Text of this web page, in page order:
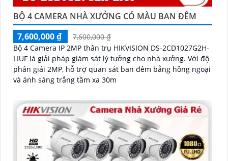
BỘ 4 CAMERA NHÀ XƯỞNG CÓ MÀU BAN ĐÊM
7,600,000 ₫
7,600,000 ₫
Bộ 4 Camera IP 2MP thân trụ HIKVISION DS-2CD1027G2H-
LIUF là giải pháp giám sát lý tưởng cho nhà xưởng. Với độ
phân giải 2MP, hỗ trợ quan sát ban đêm bằng hồng ngoại
và ánh sáng trắng tầm xa 30m